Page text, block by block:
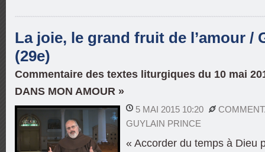
La joie, le grand fruit de l’amour /
(29e)
Commentaire des textes liturgiques du 10 mai
DANS MON AMOUR »
5 MAI 2015 10:20
GUYLAIN PRINCE
« Accorder du temps à Dieu